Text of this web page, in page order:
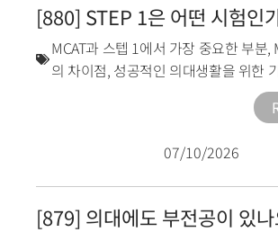
[880] STEP 1은 어떤 시험인
MCAT과 스텝 1에서 가장 중요한 부분,
의 차이점, 성공적인 의대생활을 위한
07/10/2026
[879] 의대에도 부전공이 있